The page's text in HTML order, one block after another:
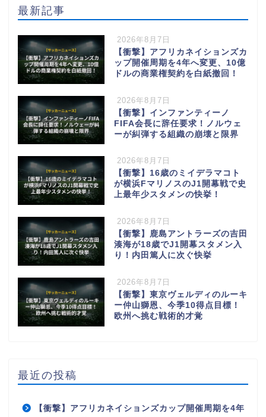
最新記事
2026年8月7日
【衝撃】アフリカネイションズカ
ップ開催周期を4年へ変更、10億
ドルの商業権契約を白紙撤回！
2026年8月7日
【衝撃】インファンティーノ
FIFA会長に辞任要求！ノルウェ
ーが糾弾する組織の崩壊と限界
2026年8月7日
【衝撃】16歳のミイデラマコト
が横浜FマリノスのJ1開幕戦で史
上最年少スタメンの快挙！
2026年8月7日
【衝撃】鹿島アントラーズの吉田
湊海が18歳でJ1開幕スタメン入
り！内田篤人に次ぐ快挙
2026年8月7日
【衝撃】東京ヴェルディのルーキ
ー仲山獅恩、今季10得点目標！
欧州へ挑む戦術的才覚
最近の投稿
【衝撃】アフリカネイションズカップ開催周期を4年